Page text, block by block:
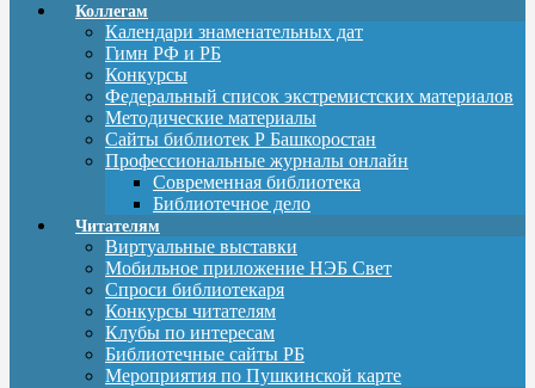
Коллегам
Календари знаменательных дат
Гимн РФ и РБ
Конкурсы
Федеральный список экстремистских материалов
Методические материалы
Сайты библиотек Р Башкоростан
Профессиональные журналы онлайн
Современная библиотека
Библиотечное дело
Читателям
Виртуальные выставки
Мобильное приложение НЭБ Свет
Спроси библиотекаря
Конкурсы читателям
Клубы по интересам
Библиотечные сайты РБ
Мероприятия по Пушкинской карте